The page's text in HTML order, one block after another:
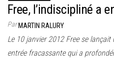
Free, l’indiscipliné a
ParMARTIN RALURY
Le 10 janvier 2012 Free se
entrée fracassante qui a